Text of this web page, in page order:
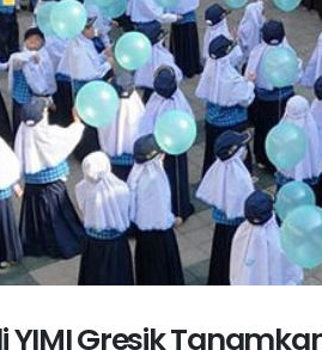
YIMI Gresik